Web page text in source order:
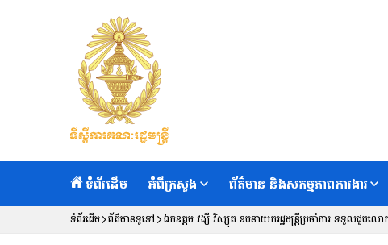
ទំព័រដើម អំពីក្រសួង ព័ត៌មាន និងសកម្មភាពការងារ
ទំព័រដើម ព័ត៌មានទូទៅ ឯកឧត្តម វង្សី វិស្សុត ឧបនាយករដ្ឋមន្ត្រីប្រចាំការ ទទួល